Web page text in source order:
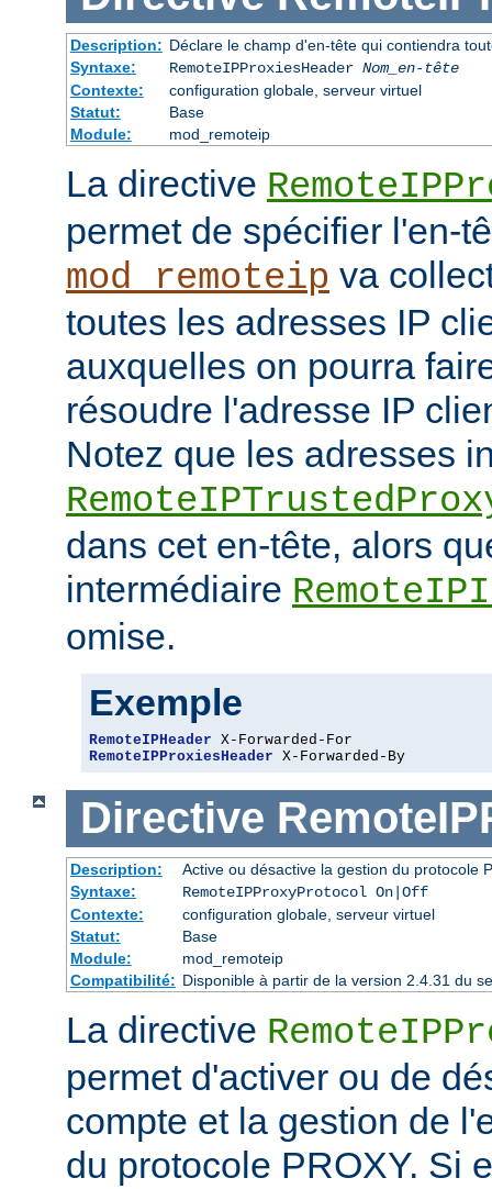
Description: Déclare le champ d'en-tête qui contiendra
Syntaxe:
RemoteIPProxiesHeader Nom_en-tête
Contexte:
configuration globale, serveur virtuel
Statut:
Base
Module:
mod_remoteip
La directive
permet de spécifier l'en-
mod_remoteip va
toutes les adresses IP
auxquelles on pourra
résoudre l'adresse IP
Notez que les adresses
dans cet en-tête, alors
intermédiaire
omise.
Exemple
RemoteIPHeader
RemoteIPProxiesHeader X-Forwarded-By
Directive
Description:
Active ou désactive la gestion du protocole
Syntaxe:
RemoteIPProxyProtocol On|Off
Contexte:
configuration globale, serveur virtuel
Statut:
Base
Module:
mod_remoteip
Compatibilité: Disponible à partir de la version 2.4.31 du
La directive
permet d'activer ou de
compte et la gestion de
du protocole PROXY. Si